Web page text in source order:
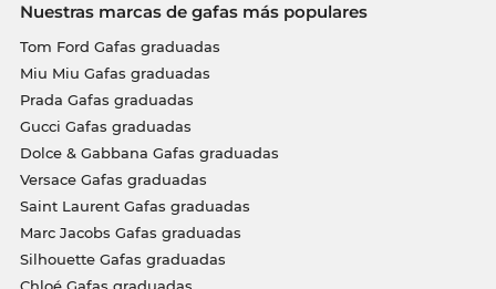
Nuestras marcas de gafas más populares
Tom Ford Gafas graduadas
Miu Miu Gafas graduadas
Prada Gafas graduadas
Gucci Gafas graduadas
Dolce & Gabbana Gafas graduadas
Versace Gafas graduadas
Saint Laurent Gafas graduadas
Marc Jacobs Gafas graduadas
Silhouette Gafas graduadas